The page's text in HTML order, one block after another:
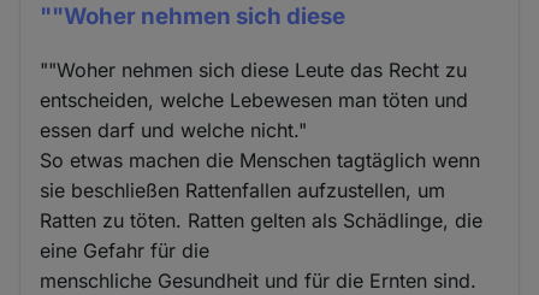
""Woher nehmen sich diese
""Woher nehmen sich diese Leute das Recht zu
entscheiden, welche Lebewesen man töten und
essen darf und welche nicht."
So etwas machen die Menschen tagtäglich wenn
sie beschließen Rattenfallen aufzustellen, um
Ratten zu töten. Ratten gelten als Schädlinge, die
eine Gefahr für die
menschliche Gesundheit und für die Ernten sind.